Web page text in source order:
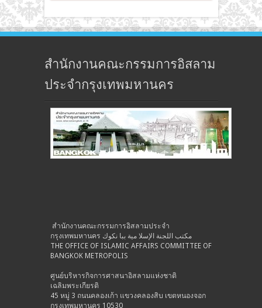
สำนักงานคณะกรรมการอิสลาม
ประจำกรุงเทพมหานคร
สำนักงานคณะกรรมการอิสลามประจำ
กรุงเทพมหานคร مكتب اللجنة الإسلا مية ببا نكوك
THE OFFICE OF ISLAMIC AFFAIRS COMMITTEE OF
BANGKOK METROPOLIS
ศูนย์บริหารกิจการศาสนาอิสลามแห่งชาติ
เฉลิมพระเกียรติ
45 หมู่ 3 ถนนคลองเก้า แขวงคลองสิบ เขตหนองจอก
กรุงเทพมหานคร 10530